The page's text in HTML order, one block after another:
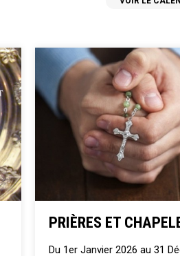
PRIÈRES ET
Du 1er Janvier 2026 au 31